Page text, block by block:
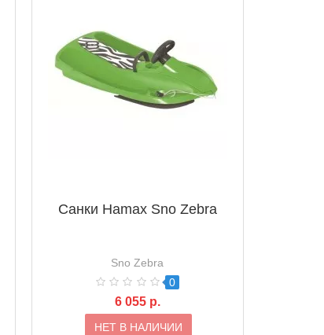
Санки Hamax Sno Zebra
Sno Zebra
0
6 055 р.
НЕТ В НАЛИЧИИ